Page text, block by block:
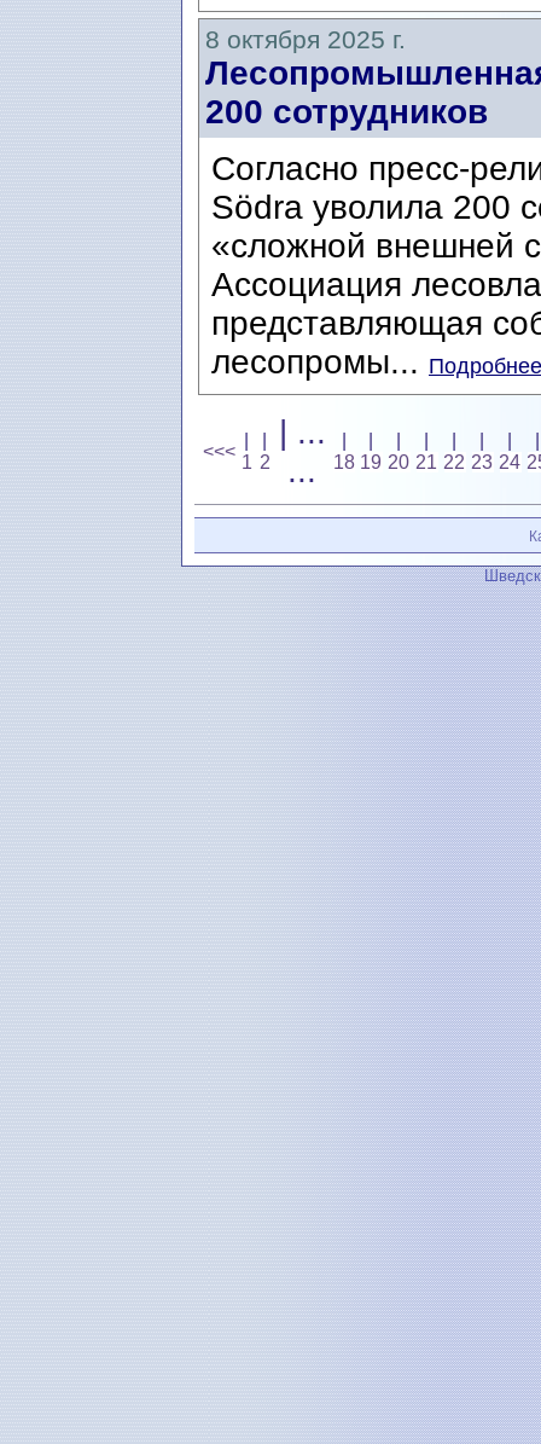
8 октября 2025 г.
200 сотрудников
Согласно пресс-
Södra уволила 200
«сложной внешней
Ассоциация
представляющая
лесопромы...
<<<
1 2
| ...
...
18 19 20 21 22 23 24